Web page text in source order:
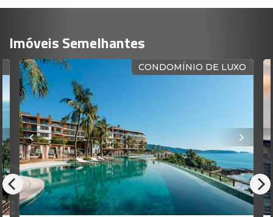
Imóveis Semelhantes
CONDOMÍNIO DE LUXO